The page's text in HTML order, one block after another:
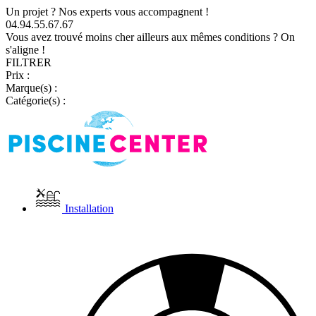
Un projet ? Nos experts vous accompagnent !
04.94.55.67.67
Vous avez trouvé moins cher ailleurs aux mêmes conditions ? On
s'aligne !
FILTRER
Prix :
Marque(s) :
Catégorie(s) :
Installation